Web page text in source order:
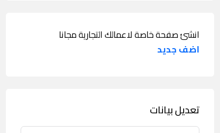
انشئ صفحة خاصة لاعمالك التجارية مجانا
اضف جديد
تعديل بيانات